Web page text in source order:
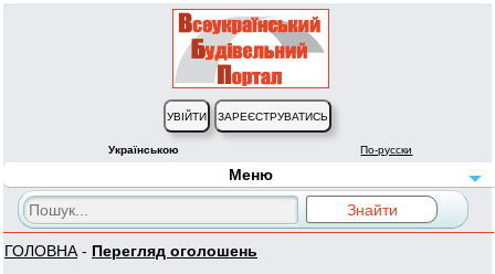
Українською По-русски
Меню
ГОЛОВНА - Перегляд оголошень